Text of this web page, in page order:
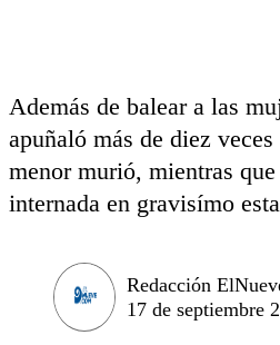
Además de balear a las
apuñaló más de diez
menor murió, mientras
internada en gravisímo
Redacción
17 de septiembre